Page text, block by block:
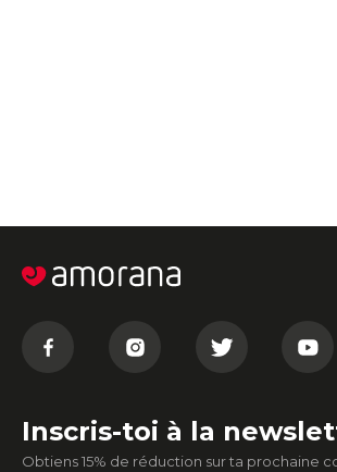
Inscris-toi à la
Obtiens 15% de réduction sur ta prochaine